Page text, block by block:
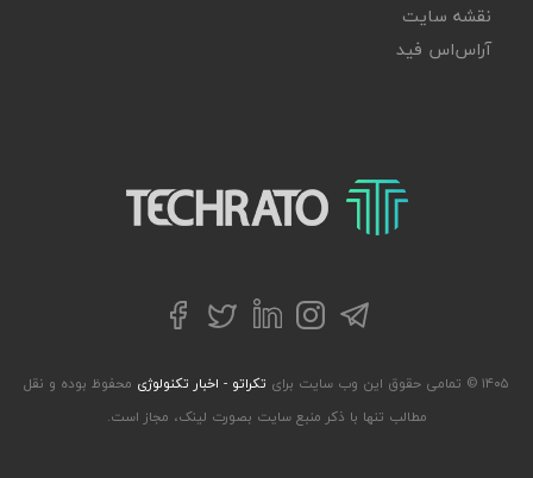
نقشه سایت
آر‌اس‌اس فید
تکراتو – زندگی با تکنولوژی
تلگراماینستاگرام
لینکداینتوییترفیسبوک
۱۴۰۵ © تمامی حقوق این وب سایت برای تکراتو - اخبار تکنولوژی محفوظ بوده و نقل
مطالب تنها با ذکر منبع سایت بصورت لینک، مجاز است.